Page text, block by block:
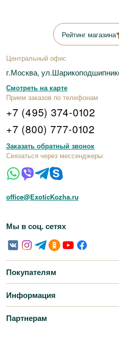
Рейтинг магазина
Центральный офис
г.Москва,
Смотреть на карте
Прием заказов по телефонам
+7 (495) 374-0102
+7 (800) 777-0102
Заказать обратный звонок
Связаться через мессенджеры
office@ExoticKozha.ru
Мы в соц. сетях
Покупателям
Информация
Партнерам